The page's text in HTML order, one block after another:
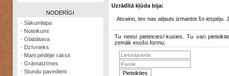
Visatcera
almanahs
Arhīvs
NODERĪGI
· Sākumlapa
· Noteikumi
· Glabātava
· Dzīvnieks
· Mani pēdējie raksti
· Grāmatzīmes
· Stundu pavedieni
Uzrādītā kļūda bija:
Atvaino, tev nav atļauts izmantot šo iespēju.
Tu neesi pieteicies/-kusies. Tu vari
zemāk esošo formu: